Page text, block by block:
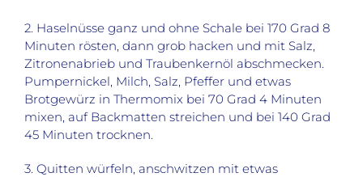
2. Haselnüsse ganz und ohne Schale bei 170 Grad 8
Minuten rösten, dann grob hacken und mit Salz,
Zitronenabrieb und Traubenkernöl abschmecken.
Pumpernickel, Milch, Salz, Pfeffer und etwas
Brotgewürz in Thermomix bei 70 Grad 4 Minuten
mixen, auf Backmatten streichen und bei 140 Grad
45 Minuten trocknen.
3. Quitten würfeln, anschwitzen mit etwas